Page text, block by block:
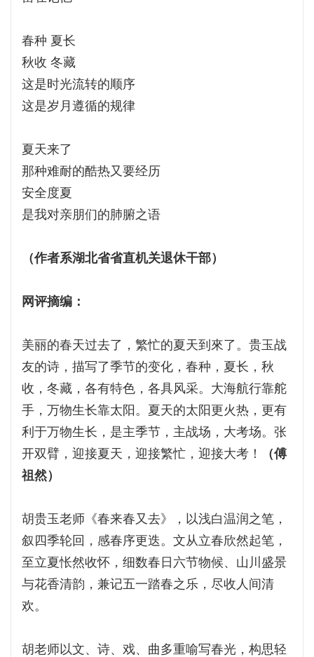
春种 夏长
秋收 冬藏
这是时光流转的顺序
这是岁月遵循的规律
夏天来了
那种难耐的酷热又要经历
安全度夏
是我对亲朋们的肺腑之语
（作者系湖北省省直机关退休干部）
网评摘编：
美丽的春天过去了，繁忙的夏天到來了。贵玉战
友的诗，描写了季节的变化，春种，夏长，秋
收，冬藏，各有特色，各具风采。大海航行靠舵
手，万物生长靠太阳。夏天的太阳更火热，更有
利于万物生长，是主季节，主战场，大考场。张
开双臂，迎接夏天，迎接繁忙，迎接大考！
（傅
祖然）
胡贵玉老师《春来春又去》，以浅白温润之笔，
叙四季轮回，感春序更迭。文从立春欣然起笔，
至立夏怅然收怀，细数春日六节物候、山川盛景
与花香清韵，兼记五一踏春之乐，尽收人间清
欢。
胡老师以文、诗、戏、曲多重喻写春光，构思轻